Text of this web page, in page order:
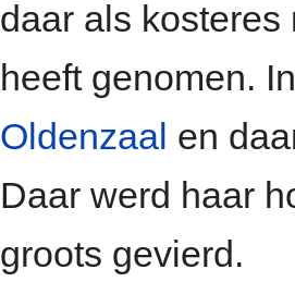
daar als
heeft genomen.
Oldenzaal en
Daar werd haar
groots gevierd.